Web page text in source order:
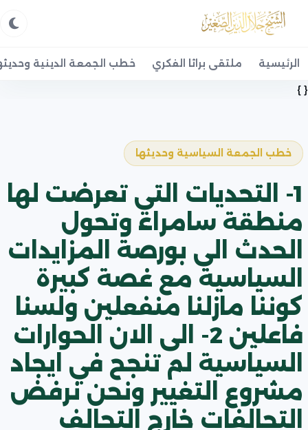
الرئيسية ملتقى براثا الفكري خطب الجمعة الدينية
{ }
خطب الجمعة السياسية وحديثها
1- التحديات التي تعرضت لها
منطقة سامراء وتحول
الحدث الى بورصة المزايدات
السياسية مع غصة كبيرة
كوننا مازلنا منفعلين ولسنا
فاعلين 2- الى الان الحوارات
السياسية لم تنجح في ايجاد
مشروع التغيير ونحن نرفض
التحالفات خارج التحالف